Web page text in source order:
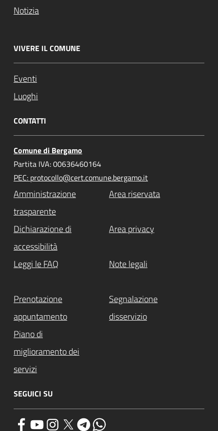
Notizia
VIVERE IL COMUNE
Eventi
Luoghi
CONTATTI
Comune di Bergamo
Partita IVA: 00636460164
PEC: protocollo@cert.comune.bergamo.it
Amministrazione
trasparente
Area riservata
Dichiarazione di
accessibilità
Area privacy
Leggi le FAQ Note legali
Prenotazione
appuntamento
Segnalazione
disservizio
Piano di
miglioramento dei
servizi
SEGUICI SU